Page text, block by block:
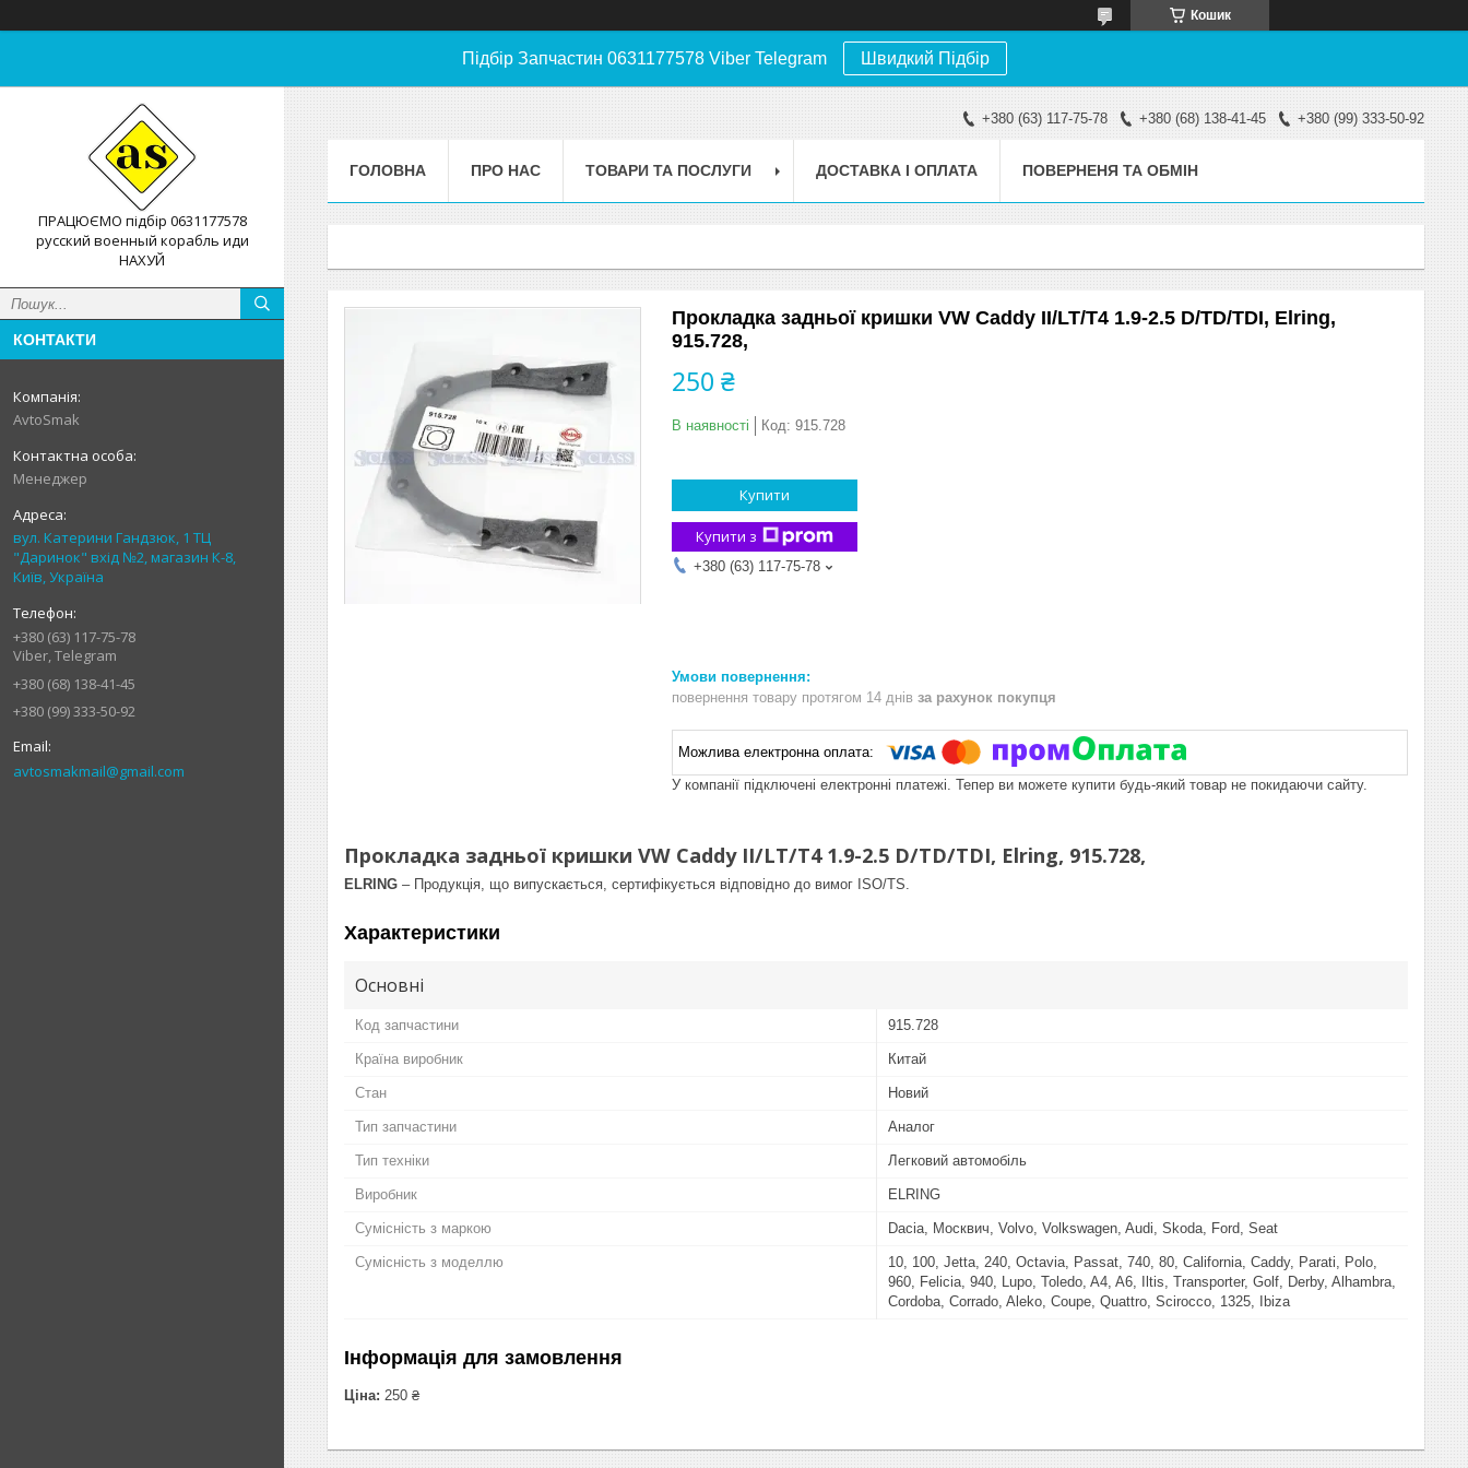
Кошик
Підбір Запчастин 0631177578 Viber Telegram Швидкий Підбір
ПРАЦЮЄМО підбір 0631177578
русский военный корабль иди
НАХУЙ
КОНТАКТИ
AvtoSmak
Менеджер
вул. Катерини Гандзюк, 1 ТЦ
"Даринок" вхід №2, магазин К-8,
Київ, Україна
+380 (63) 117-75-78
Viber, Telegram
+380 (68) 138-41-45
+380 (99) 333-50-92
avtosmakmail@gmail.com
+380 (63) 117-75-78 +380 (68) 138-41-45 +380 (99) 333-50-92
ГОЛОВНА ПРО НАС ТОВАРИ ТА ПОСЛУГИ ДОСТАВКА І ОПЛАТА ПОВЕРНЕНЯ ТА ОБМІН
Прокладка задньої кришки VW Caddy II/LT/T4 1.9-2.5 D/TD/TDI, Elring,
915.728,
250 ₴
В наявності Код: 915.728
Купити
Купити з
+380 (63) 117-75-78
повернення товару протягом 14 днів за рахунок покупця
У компанії підключені електронні платежі. Тепер ви можете купити будь-який товар не покидаючи сайту.
Прокладка задньої кришки VW Caddy II/LT/T4 1.9-2.5 D/TD/TDI, Elring, 915.728,
ELRING – Продукція, що випускається, сертифікується відповідно до вимог ISO/TS.
Характеристики
Основні
Код запчастини 915.728
Країна виробник Китай
Стан Новий
Тип запчастини Аналог
Тип техніки Легковий автомобіль
Виробник ELRING
Сумісність з маркою Dacia, Москвич, Volvo, Volkswagen, Audi, Skoda, Ford, Seat
Сумісність з моделлю
10, 100, Jetta, 240, Octavia, Passat, 740, 80, California, Caddy, Parati, Polo,
960, Felicia, 940, Lupo, Toledo, A4, A6, Iltis, Transporter, Golf, Derby, Alhambra,
Cordoba, Corrado, Aleko, Coupe, Quattro, Scirocco, 1325, Ibiza
Інформація для замовлення
Ціна: 250 ₴